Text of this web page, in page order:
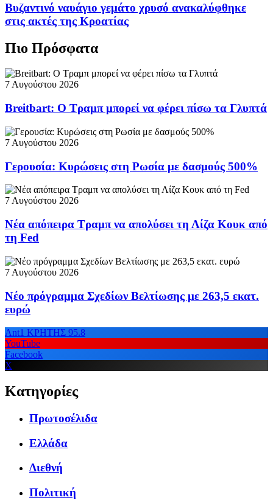
Βυζαντινό ναυάγιο γεμάτο χρυσό ανακαλύφθηκε
στις ακτές της Κροατίας
Πιο Πρόσφατα
7 Αυγούστου 2026
Breitbart: Ο Τραμπ μπορεί να φέρει πίσω τα Γλυπτά
7 Αυγούστου 2026
Γερουσία: Κυρώσεις στη Ρωσία με δασμούς 500%
7 Αυγούστου 2026
Νέα απόπειρα Τραμπ να απολύσει τη Λίζα Κουκ από
τη Fed
7 Αυγούστου 2026
Νέο πρόγραμμα Σχεδίων Βελτίωσης με 263,5 εκατ.
ευρώ
Ant1 ΚΡΗΤΗΣ 95.8
YouTube
Facebook
X
Κατηγορίες
Πρωτοσέλιδα
Ελλάδα
Διεθνή
Πολιτική